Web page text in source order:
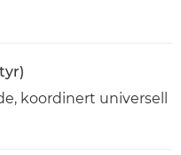
koordinert universell